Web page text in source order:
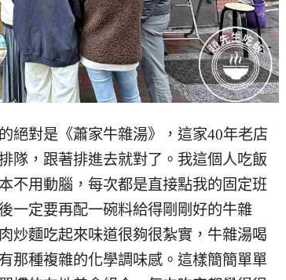
絕對是《蕭家牛雜湯》，這家40年老店
隊，跟著排進去就對了。我這個人吃飯
不用動腦，每次都是直接點我的固定班
一定要再配一碗料給得剛剛好的牛雜
炒麵吃起來味道很夠很紮實，牛雜湯喝
那種複雜的化學調味感。這樣簡簡單單